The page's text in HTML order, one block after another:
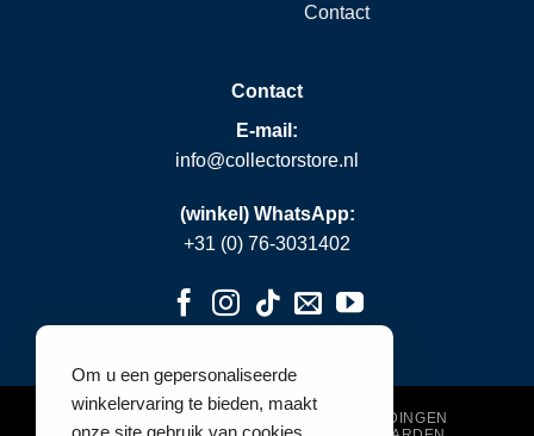
Contact
Contact
E-mail:
info@collectorstore.nl
(winkel) WhatsApp:
+31 (0) 76-3031402
VERZENDING & BETALING
RETOURZENDINGEN
Om u een gepersonaliseerde
winkelervaring te bieden, maakt
onze site gebruik van cookies.